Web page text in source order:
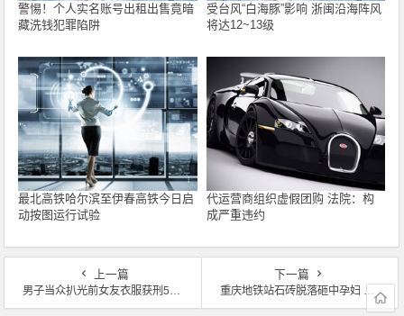
警惕！个人实名账号出租出售竟暗
藏洗钱犯罪陷阱
受台风“白海豚”影响 浙闽沿海阵风
将达12~13级
最北高铁哈尔滨至伊春高铁今日启
动按图运行试验
代运营商组织虚假团购 法院：构
成严重违约
上一篇
男子当众扒光前女友衣服获刑5年 言语侮辱并呼喊行人围观
下一篇
重庆地铁站石砖脱落砸中孕妇 家属：心跳已停两次